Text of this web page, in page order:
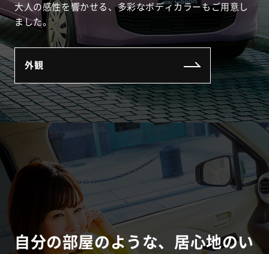
大人の感性を響かせる、多彩なボディカラーもご用意し
ました。
外観
自分の部屋のような、居心地のい